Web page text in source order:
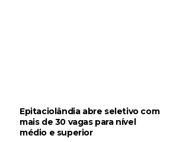
Epitaciolândia abre seletivo com
mais de 30 vagas para nível
médio e superior